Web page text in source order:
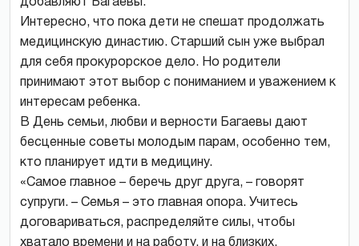
добавляют Багаевы.
Интересно, что пока дети не спешат продолжать
медицинскую династию. Старший сын уже выбрал
для себя прокурорское дело. Но родители
принимают этот выбор с пониманием и уважением к
интересам ребенка.
В День семьи, любви и верности Багаевы дают
бесценные советы молодым парам, особенно тем,
кто планирует идти в медицину.
«Самое главное – беречь друг друга, – говорят
супруги. – Семья – это главная опора. Учитесь
договариваться, распределяйте силы, чтобы
хватало времени и на работу, и на близких.